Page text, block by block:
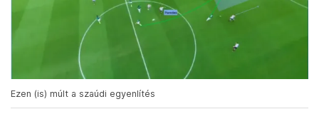
Ezen (is) múlt a szaúdi egyenlítés